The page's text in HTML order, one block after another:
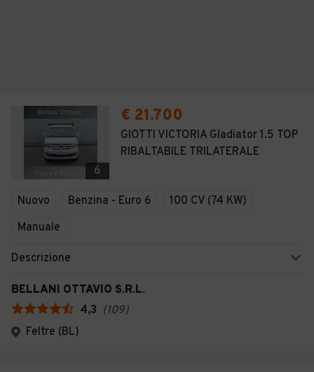
6
€ 21.700
GIOTTI VICTORIA Gladiator 1.5 TOP
RIBALTABILE TRILATERALE
Nuovo Benzina - Euro 6
100 CV (74 KW)
Manuale
Descrizione
BELLANI OTTAVIO S.R.L.
4,3 (109)
Feltre (BL)